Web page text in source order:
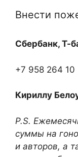
Внести
Сбербанк, Т-
+7 958 264 10
Кириллу
P.S.
суммы на
и авторов, а